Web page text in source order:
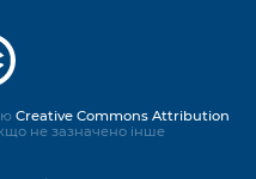
Creative Commons Attribution
не зазначено інше